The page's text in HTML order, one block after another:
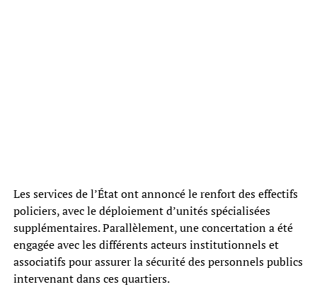
Les services de l’État ont annoncé le renfort des effectifs
policiers, avec le déploiement d’unités spécialisées
supplémentaires. Parallèlement, une concertation a été
engagée avec les différents acteurs institutionnels et
associatifs pour assurer la sécurité des personnels publics
intervenant dans ces quartiers.